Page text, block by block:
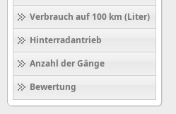
Verbrauch auf 100 km (Liter)
Hinterradantrieb
Anzahl der Gänge
Bewertung